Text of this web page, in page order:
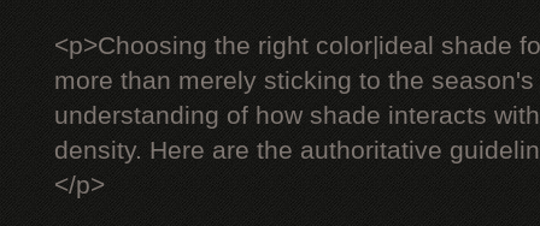
<p>Choosing the right color|ideal shade
more than merely sticking to the
understanding of how shade interacts
density. Here are the authoritative
</p>